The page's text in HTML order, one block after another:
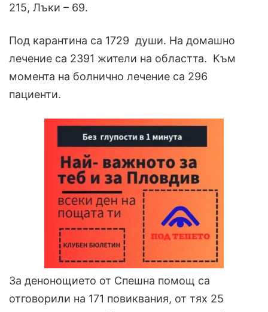
215, Лъки – 69.
Под карантина са 1729 души. На домашно
лечение са 2391 жители на областта. Към
момента на болнично лечение са 296
пациенти.
За денонощието от Спешна помощ са
отговорили на 171 повиквания, от тях 25